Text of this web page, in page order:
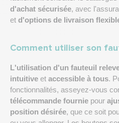
d'achat sécurisée, avec
et d'options de livraison
Comment utiliser son
L'utilisation d'un fauteuil
intuitive et accessible à tous.
fonctionnalités, asseyez-vous
télécommande fournie pour
position désirée, que ce soit